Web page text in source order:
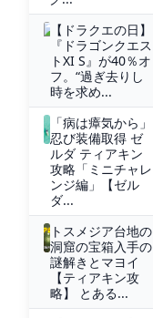
【ドラクエの日】
『ドラゴンクエス
トXI S』が40％オ
フ。“過ぎ去りし
時を求め...
「病は瘴気から」
忍び装備取得 ゼ
ルダ ティアキン
攻略「ミニチャレ
ンジ編」【ゼル
ダ...
トスメジア台地の
洞窟の宝箱入手の
謎解きとマヨイ
【ティアキン攻
略】 とある...